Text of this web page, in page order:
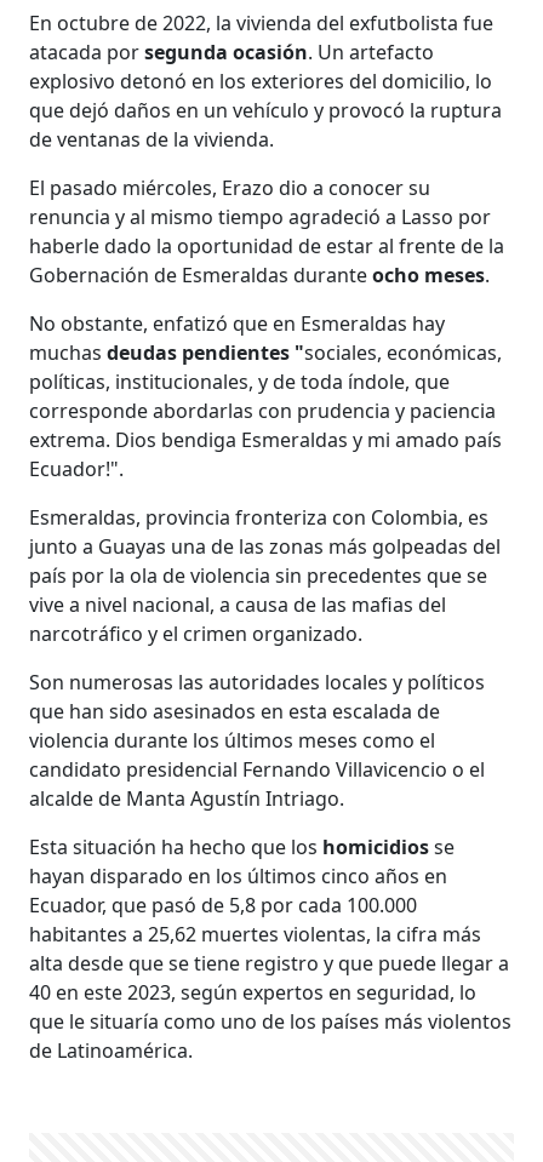
En octubre de 2022, la vivienda del exfutbolista fue
atacada porsegunda ocasión. Un artefacto
explosivo detonó en los exteriores del domicilio, lo
que dejó daños en un vehículo y provocó la ruptura
de ventanas de la vivienda.
El pasado miércoles, Erazo dio a conocer su
renuncia y al mismo tiempo agradeció a Lasso por
haberle dado la oportunidad de estar al frente de la
Gobernación de Esmeraldas duranteocho meses.
No obstante, enfatizó que en Esmeraldas hay
muchas deudas pendientes "sociales, económicas,
políticas, institucionales, y de toda índole, que
corresponde abordarlas con prudencia y paciencia
extrema. Dios bendiga Esmeraldas y mi amado país
Ecuador!".
Esmeraldas, provincia fronteriza con Colombia, es
junto a Guayas una de las zonas más golpeadas del
país por la ola de violencia sin precedentes que se
vive a nivel nacional, a causa de las mafias del
narcotráfico y el crimen organizado.
Son numerosas las autoridades locales y políticos
que han sido asesinados en esta escalada de
violencia durante los últimos meses como el
candidato presidencial Fernando Villavicencio o el
alcalde de Manta Agustín Intriago.
Esta situación ha hecho que los homicidiosse
hayan disparado en los últimos cinco años en
Ecuador, que pasó de 5,8 por cada 100.000
habitantes a 25,62 muertes violentas, la cifra más
alta desde que se tiene registro y que puede llegar a
40 en este 2023, según expertos en seguridad, lo
que le situaría como uno de los países más violentos
de Latinoamérica.